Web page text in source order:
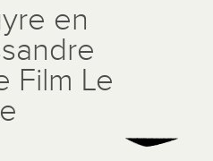
en
Film Le